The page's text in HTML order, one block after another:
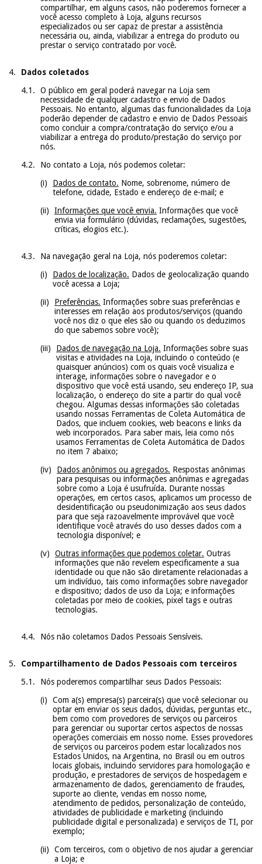
compartilhar, em alguns casos, não poderemos fornecer a
você acesso completo à Loja, alguns recursos
especializados ou ser capaz de prestar a assistência
necessária ou, ainda, viabilizar a entrega do produto ou
prestar o serviço contratado por você.
Dados coletados
O público em geral poderá navegar na Loja sem
necessidade de qualquer cadastro e envio de Dados
Pessoais. No entanto, algumas das funcionalidades da Loja
poderão depender de cadastro e envio de Dados Pessoais
como concluir a compra/contratação do serviço e/ou a
viabilizar a entrega do produto/prestação do serviço por
nós.
No contato a Loja, nós podemos coletar:
Dados de contato. Nome, sobrenome, número de
telefone, cidade, Estado e endereço de e-mail; e
Informações que você envia. Informações que você
envia via formulário (dúvidas, reclamações, sugestões,
críticas, elogios etc.).
Na navegação geral na Loja, nós poderemos coletar:
Dados de localização. Dados de geolocalização quando
você acessa a Loja;
Preferências. Informações sobre suas preferências e
interesses em relação aos produtos/serviços (quando
você nos diz o que eles são ou quando os deduzimos
do que sabemos sobre você);
Dados de navegação na Loja. Informações sobre suas
visitas e atividades na Loja, incluindo o conteúdo (e
quaisquer anúncios) com os quais você visualiza e
interage, informações sobre o navegador e o
dispositivo que você está usando, seu endereço IP, sua
localização, o endereço do site a partir do qual você
chegou. Algumas dessas informações são coletadas
usando nossas Ferramentas de Coleta Automática de
Dados, que incluem cookies, web beacons e links da
web incorporados. Para saber mais, leia como nós
usamos Ferramentas de Coleta Automática de Dados
no item 7 abaixo;
Dados anônimos ou agregados. Respostas anônimas
para pesquisas ou informações anônimas e agregadas
sobre como a Loja é usufruída. Durante nossas
operações, em certos casos, aplicamos um processo de
desidentificação ou pseudonimização aos seus dados
para que seja razoavelmente improvável que você
identifique você através do uso desses dados com a
tecnologia disponível; e
Outras informações que podemos coletar. Outras
informações que não revelem especificamente a sua
identidade ou que não são diretamente relacionadas a
um indivíduo, tais como informações sobre navegador
e dispositivo; dados de uso da Loja; e informações
coletadas por meio de cookies, pixel tags e outras
tecnologias.
Nós não coletamos Dados Pessoais Sensíveis.
Compartilhamento de Dados Pessoais com terceiros
Nós poderemos compartilhar seus Dados Pessoais:
Com a(s) empresa(s) parceira(s) que você selecionar ou
optar em enviar os seus dados, dúvidas, perguntas etc.,
bem como com provedores de serviços ou parceiros
para gerenciar ou suportar certos aspectos de nossas
operações comerciais em nosso nome. Esses provedores
de serviços ou parceiros podem estar localizados nos
Estados Unidos, na Argentina, no Brasil ou em outros
locais globais, incluindo servidores para homologação e
produção, e prestadores de serviços de hospedagem e
armazenamento de dados, gerenciamento de fraudes,
suporte ao cliente, vendas em nosso nome,
atendimento de pedidos, personalização de conteúdo,
atividades de publicidade e marketing (incluindo
publicidade digital e personalizada) e serviços de TI, por
exemplo;
Com terceiros, com o objetivo de nos ajudar a gerenciar
a Loja; e